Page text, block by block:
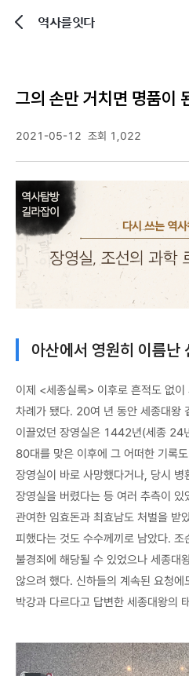
역사를잇다
그의 손만 거치면 명품이
2021-05-12 조회 1,022
아산에서 영원히 이름난
이제 <세종실록> 이후로 흔적도 없
차례가 됐다. 20여 년 동안 세종대왕
이끌었던 장영실은 1442년(세종 24
80대를 맞은 이후에 그 어떠한 기록
장영실이 바로 사망했다거나, 당시 병
장영실을 버렸다는 등 여러 추측이 있
관여한 임효돈과 최효남도 처벌을 받
피했다는 것도 수수께끼로 남았다. 조
불경죄에 해당될 수 있었으나 세종대
않으려 했다. 신하들의 계속된 요청에
박강과 다르다고 답변한 세종대왕의